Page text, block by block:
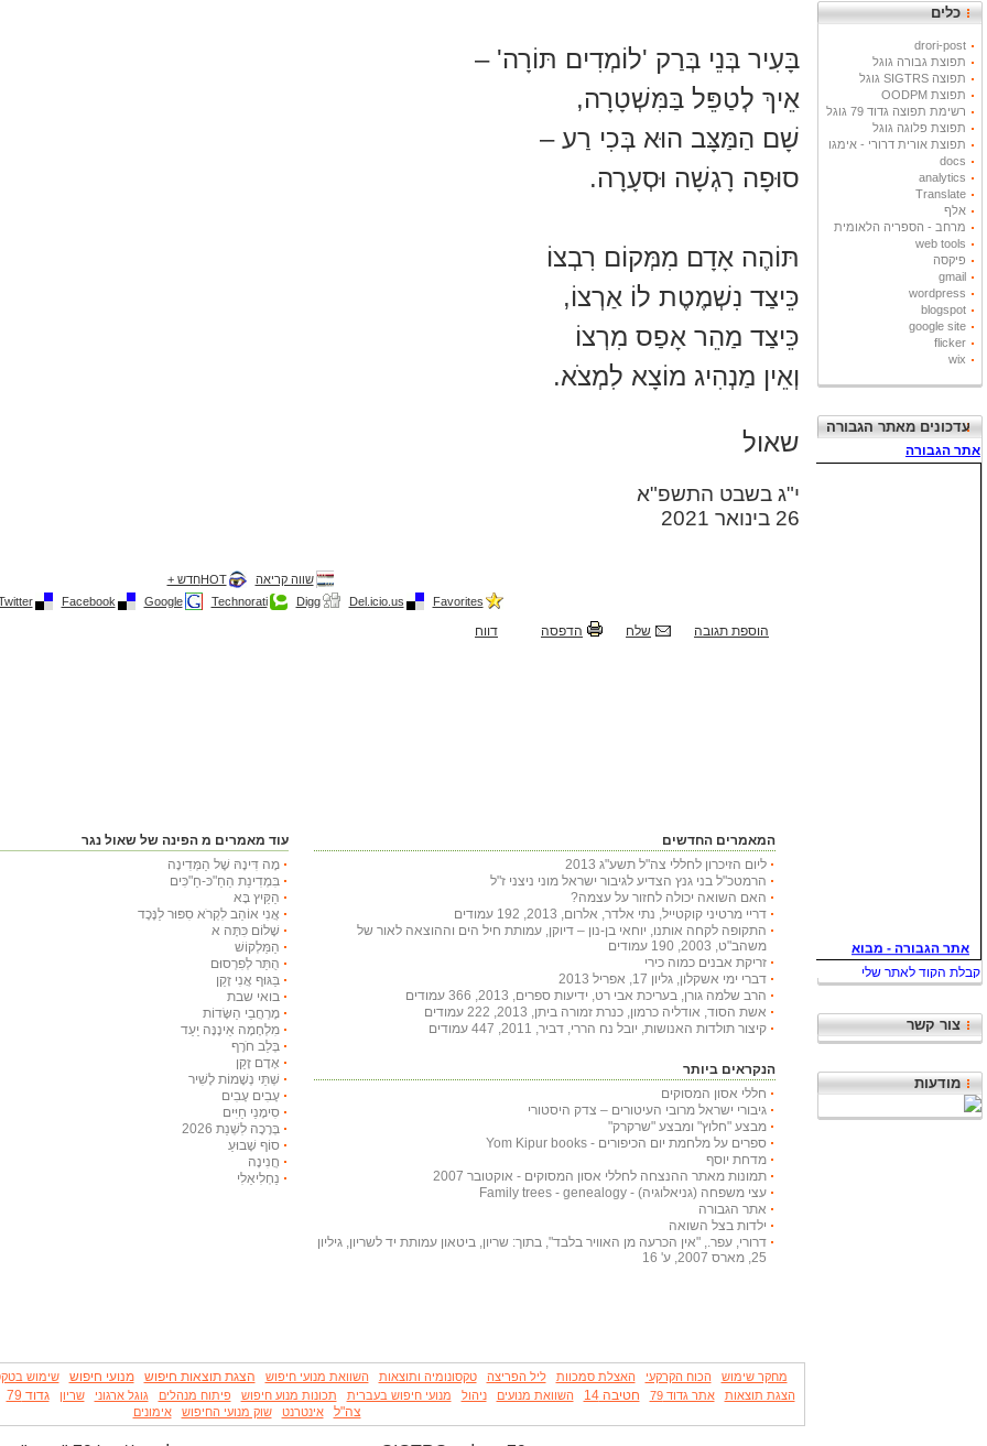
כלים
drori-post
תפוצת גבורה גוגל
תפוצה SIGTRS גוגל
תפוצת OODPM
רשימת תפוצה גדוד 79 גוגל
תפוצת פלוגה גוגל
תפוצת אורית דרורי - אימגו
docs
analytics
Translate
אלף
מרחב - הספריה הלאומית
web tools
פיקסה
gmail
wordpress
blogspot
google site
flicker
wix
עדכונים מאתר הגבורה
צור קשר
מודעות
בָּעִיר בְּנֵי בְּרַק 'לוֹמְדִים תּוֹרָה' –
אֵיךְ לְטַפֵּל בַּמִּשְׁטָרָה,
שָׁם הַמַּצָּב הוּא בְּכִי רַע –
סוּפָה רָגְשָׁה וּסְעָרָה.
תּוֹהֶה אָדָם מִמְּקוֹם רִבְצוֹ
כֵּיצַד נִשְׁמֶטֶת לוֹ אַרְצוֹ,
כֵּיצַד מַהֵר אָפַס מִרְצוֹ
וְאֵין מַנְהִיג מוֹצָא לִמְצֹא.
שאול
י"ג בשבט התשפ"א
26 בינואר 2021
שווה קריאה
HOTחדש +
Favorites
Del.icio.us
Digg
Technorati
Google
Facebook
הוספת תגובה שלח הדפסה דווח
המאמרים החדשים
ליום הזיכרון לחללי צה"ל תשע"ג 2013
הרמטכ"ל בני גנץ הצדיע לגיבור ישראל מוני ניצני ז"ל
האם השואה יכולה לחזור על עצמה?
דריי מרטיני קוקטייל, נתי אלדר, אלרום, 2013, 192 עמודים
התקופה לקחה אותנו, יוחאי בן-נון – דיוקן, עמותת חיל הים וההוצאה לאור של
משהב"ט, 2003, 190 עמודים
זריקת אבנים כמוה כירי
דברי ימי אשקלון, גליון 17, אפריל 2013
הרב שלמה גורן, בעריכת אבי רט, ידיעות ספרים, 2013, 366 עמודים
אשת הסוד, אודליה כרמון, כנרת זמורה ביתן, 2013, 222 עמודים
קיצור תולדות האנושות, יובל נח הררי, דביר, 2011, 447 עמודים
הנקראים ביותר
חללי אסון המסוקים
גיבורי ישראל מרובי העיטורים – צדק היסטורי
מבצע "חלוץ" ומבצע "שרקרק"
ספרים על מלחמת יום הכיפורים - Yom Kipur books
מדחת יוסף
תמונות מאתר ההנצחה לחללי אסון המסוקים - אוקטובר 2007
עצי משפחה (גניאלוגיה) - Family trees - genealogy
אתר הגבורה
ילדות בצל השואה
דרורי, עפר., "אין הכרעה מן האוויר בלבד", בתוך: שריון, ביטאון עמותת יד לשריון, גיליון
25, מארס 2007, ע' 16
עוד מאמרים מ הפינה של שאול נגר
מָה דִּינָהּ שֶׁל הַמְּדִינָה
בִּמְדִינַת הַחַ"כּ-חַ"כִּים
הַקַּיִץ בָּא
אֲנִי אוֹהֵב לִקְרֹא סִפּוּר לַנֶּכֶד
שָׁלוֹם כִּתָּה א
הַמַּלְקוֹשׁ
הֻתַּר לְפִרְסוּם
בַּגּוּף אֲנִי זָקֵן
בואי שבת
מֶרְחֲבֵי הַשָּׂדוֹת
מִלְחָמָה אֵינֶנָּה יַעַד
בְּלֵב חֹרֶף
אָדָם זָקֵן
שְׁתֵּי נְשָׁמוֹת לָשִׁיר
עָבִים עָבִים
סִימָנֵי חַיִּים
בְּרָכָה לִשְׁנַת 2026
סוֹף שָׁבוּעַ
חֲנִינָה
נַחְלִיאֵלִי
מחקר שימוש הכוח הקרקעי האצלת סמכוות ליל הפריצה טקסונומיה ותוצאות השוואת מנועי חיפוש הצגת תוצאות חיפוש מנועי חיפוש שימוש
הצגת תוצאות
אתר גדוד 79 חטיבה 14 השוואת מנועים ניהול מנועי חיפוש בעברית תכונות מנוע חיפוש פיתוח מנהלים גוגל ארגוני שריון גדוד 79
צה"ל אינטרנט שוק מנועי החיפוש אימונים